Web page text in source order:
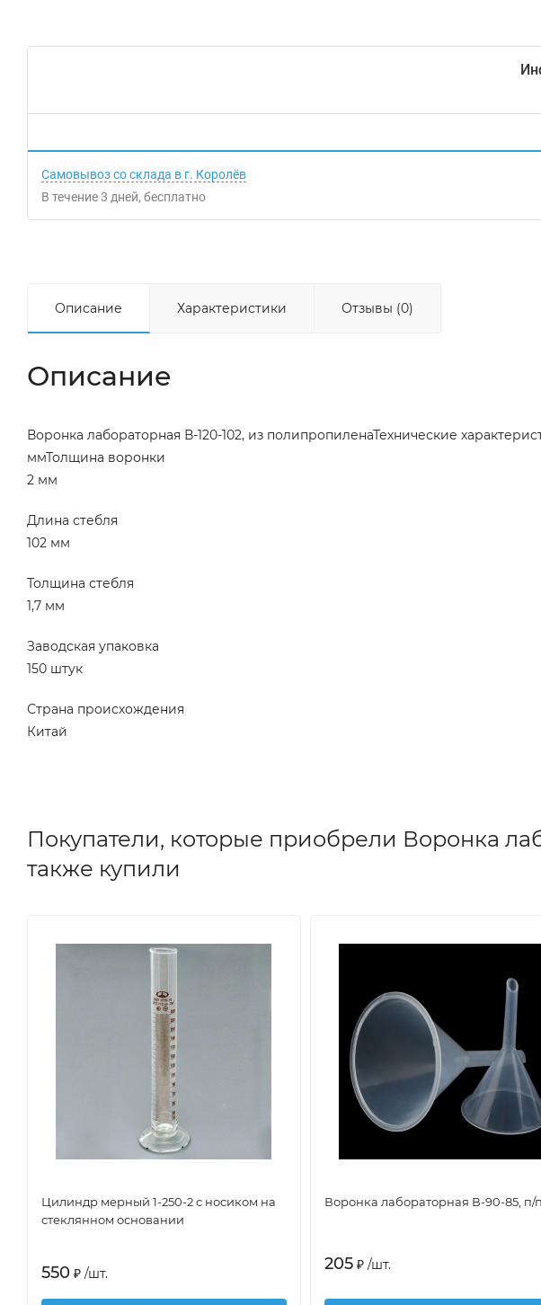
Самовывоз со склада в г. Королёв
В течение3 дней Бесплатно
Описание Характеристики Отзывы (0)
Описание
Воронка лабораторная В-120-102, из полипропиленаТехнические
ммТолщина воронки
2 мм
Длина стебля
102 мм
Толщина стебля
1,7 мм
Заводская упаковка
150 штук
Страна происхождения
Китай
Покупатели, которые приобрели Воронка
также купили
Цилиндр мерный 1-250-2 с носиком на
стеклянном основании
550 ₽ /шт.
Воронка лабораторная В-90-85, п/п
205 ₽ /шт.